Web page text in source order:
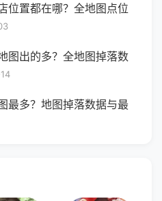
位置都在哪？全地图点位
图出的多？全地图掉落数
最多？地图掉落数据与最